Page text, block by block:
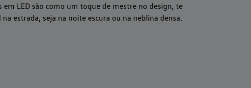
em LED são como um toque de mestre no design, te
estrada, seja na noite escura ou na neblina densa.